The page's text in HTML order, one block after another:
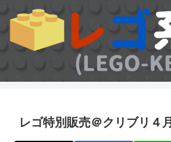
レゴ特別販売＠クリブリ４月